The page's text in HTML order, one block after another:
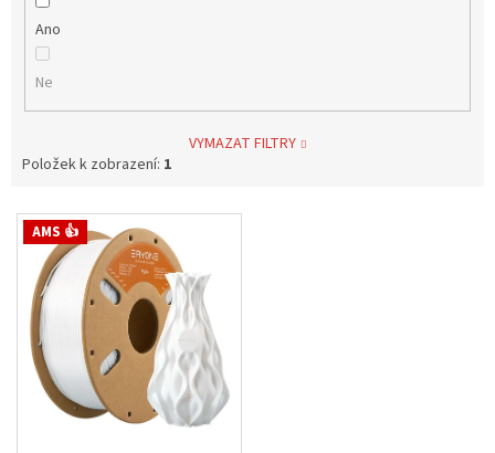
Ano
Ne
VYMAZAT FILTRY
Položek k zobrazení: 1
V AMS 👍